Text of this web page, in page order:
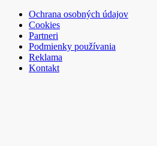
Ochrana osobných údajov
Cookies
Partneri
Podmienky používania
Reklama
Kontakt